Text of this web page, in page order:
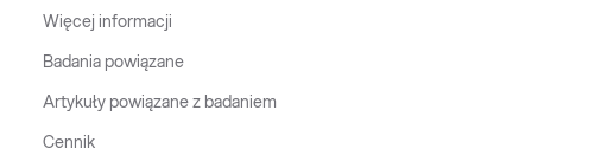
Więcej informacji
Badania powiązane
Artykuły powiązane z badaniem
Cennik